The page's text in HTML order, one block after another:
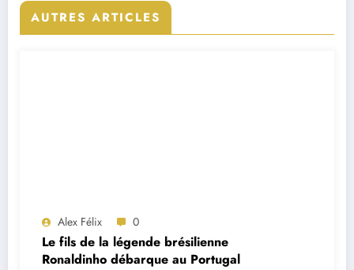
AUTRES ARTICLES
Alex Félix 0
Le fils de la légende brésilienne
Ronaldinho débarque au Portugal